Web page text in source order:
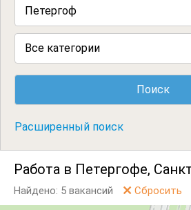
Все категории
Расширенный поиск
Работа в Петергофе,
Найдено: 5 вакансий Сбросить